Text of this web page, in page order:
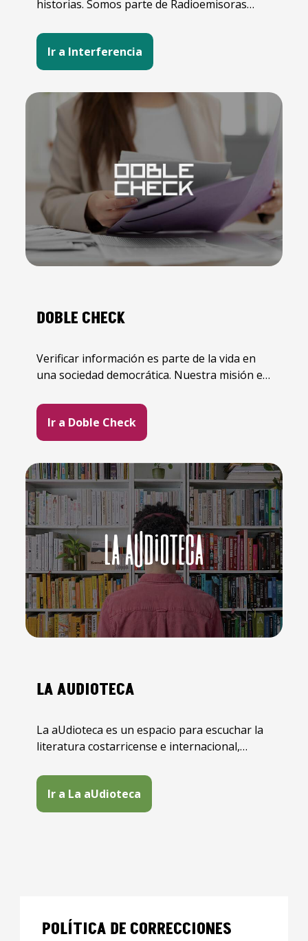
historias. Somos parte de Radioemisoras
Ir a Interferencia
DOBLE CHECK
Verificar información es parte de la vida en
una sociedad democrática. Nuestra misión es
Ir a Doble Check
LA AUDIOTECA
La aUdioteca es un espacio para escuchar la
literatura costarricense e internacional,
Asociación Costarricense de Escritoras.
Ir a La aUdioteca
POLÍTICA DE CORRECCIONES